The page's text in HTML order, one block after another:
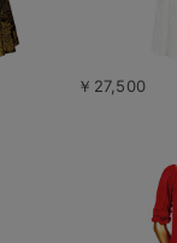
￥27,500